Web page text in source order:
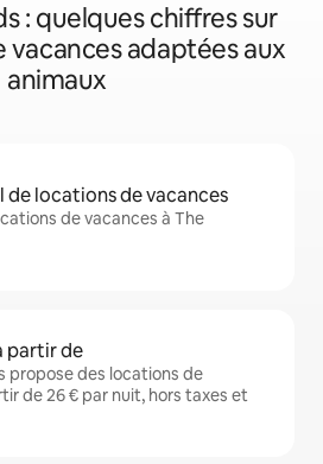
: quelques chiffres sur
vacances adaptées aux
animaux
locations de vacances
de vacances à The
partir de
propose des locations de
de 26 € par nuit, hors taxes et